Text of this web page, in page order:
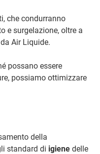
che condurranno
e surgelazione, oltre a
Air Liquide.
possano essere
possiamo ottimizzare
della
standard di igienedelle